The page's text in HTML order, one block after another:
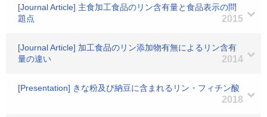
[Journal Article] 主食加工食品のリン含有量と食品表示の問
題点
2015
[Journal Article] 加工食品のリン添加物有無によるリン含有
量の違い
2014
[Presentation] きな粉及び納豆に含まれるリン・フィチン酸
2018